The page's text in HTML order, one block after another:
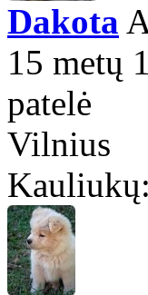
Dakota
15 metų
patelė
Vilnius